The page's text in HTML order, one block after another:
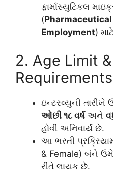
ફાર્માસ્યુટિકલ
(
Employment)
2. Age Limit
Requirements
ઇન્ટરવ્યુની તારીખે
ઓછી ૧૮ વર્ષઅને
હોવી અનિવાર્ય છે.
આ ભરતી
& Female) બંને
રીતે લાયક છે.